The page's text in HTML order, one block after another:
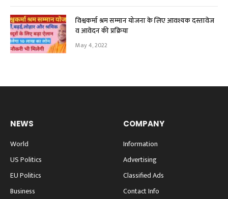
विश्वकर्मा श्रम सम्मान योजना के लिए आवश्यक दस्तावेज
व आवेदन की प्रक्रिया
May 4, 2022
NEWS
World
US Politics
EU Politics
Business
COMPANY
Information
Advertising
Classified Ads
Contact Info